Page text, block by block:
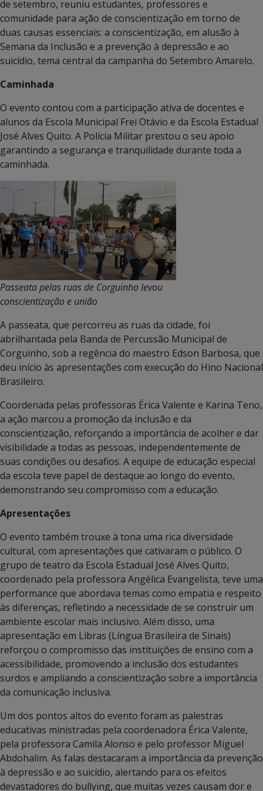
de setembro, reuniu estudantes, professores e
comunidade para ação de conscientização em torno de
duas causas essenciais: a conscientização, em alusão à
Semana da Inclusão e a prevenção à depressão e ao
suicídio, tema central da campanha do Setembro Amarelo.
Caminhada
O evento contou com a participação ativa de docentes e
alunos da Escola Municipal Frei Otávio e da Escola Estadual
José Alves Quito. A Polícia Militar prestou o seu apoio
garantindo a segurança e tranquilidade durante toda a
caminhada.
Passeata pelas ruas de Corguinho levou
conscientização e união
A passeata, que percorreu as ruas da cidade, foi
abrilhantada pela Banda de Percussão Municipal de
Corguinho, sob a regência do maestro Edson Barbosa, que
deu início às apresentações com execução do Hino Nacional
Brasileiro.
Coordenada pelas professoras Érica Valente e Karina Teno,
a ação marcou a promoção da inclusão e da
conscientização, reforçando a importância de acolher e dar
visibilidade a todas as pessoas, independentemente de
suas condições ou desafios. A equipe de educação especial
da escola teve papel de destaque ao longo do evento,
demonstrando seu compromisso com a educação.
Apresentações
O evento também trouxe à tona uma rica diversidade
cultural, com apresentações que cativaram o público. O
grupo de teatro da Escola Estadual José Alves Quito,
coordenado pela professora Angélica Evangelista, teve uma
performance que abordava temas como empatia e respeito
às diferenças, refletindo a necessidade de se construir um
ambiente escolar mais inclusivo. Além disso, uma
apresentação em Libras (Língua Brasileira de Sinais)
reforçou o compromisso das instituições de ensino com a
acessibilidade, promovendo a inclusão dos estudantes
surdos e ampliando a conscientização sobre a importância
da comunicação inclusiva.
Um dos pontos altos do evento foram as palestras
educativas ministradas pela coordenadora Érica Valente,
pela professora Camila Alonso e pelo professor Miguel
Abdohalim. As falas destacaram a importância da prevenção
à depressão e ao suicídio, alertando para os efeitos
devastadores do bullying, que muitas vezes causam dor e